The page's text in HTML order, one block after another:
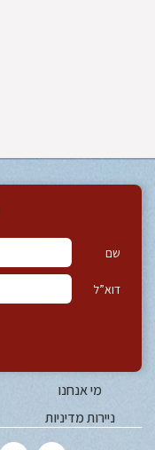
שם
דוא”ל
מי אנחנו
ניירות מדיניות